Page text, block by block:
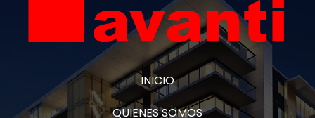
INICIO
QUIENES SOMOS